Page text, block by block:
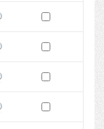
Pokaż podgląd wersji z dnia
Zaznacz wersję do
Pokaż podgląd wersji z dnia
Zaznacz wersję do
Pokaż podgląd wersji z dnia
Zaznacz wersję do
Pokaż podgląd wersji z dnia
Zaznacz wersję do